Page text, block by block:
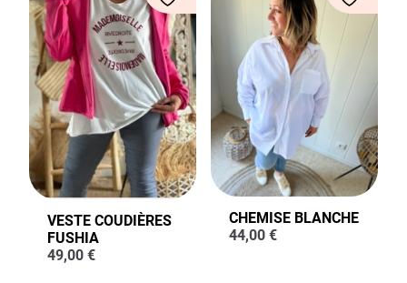
VESTE COUDIÈRES
FUSHIA
49,00 €
CHEMISE BLANCHE
44,00 €